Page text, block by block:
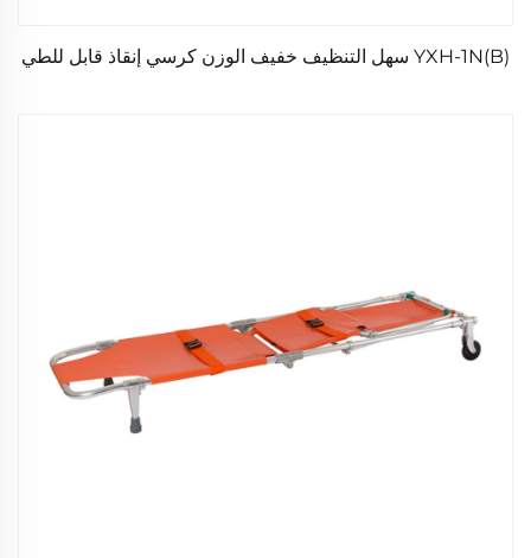
YXH-1N(B) سهل التنظيف خفيف الوزن كرسي إنقاذ قابل للطي